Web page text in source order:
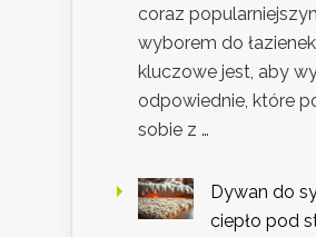
coraz
wyborem do
kluczowe jest, aby
odpowiednie, które
sobie z …
Dywan do
ciepło pod